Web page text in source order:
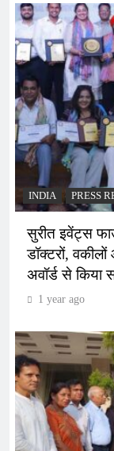
INDIA PRESS
सुरीत इवेंट्स
डॉक्टरों,
अवॉर्ड से किया
1 year ago